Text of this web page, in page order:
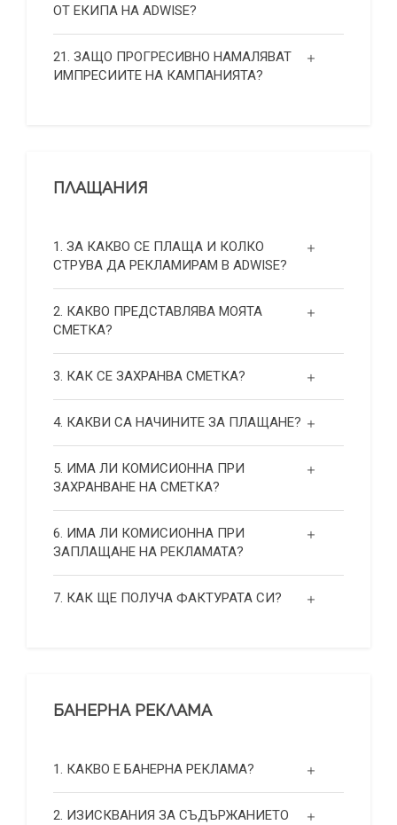
ОТ ЕКИПА НА ADWISE?
21. ЗАЩО ПРОГРЕСИВНО НАМАЛЯВАТ
ИМПРЕСИИТЕ НА КАМПАНИЯТА?
ПЛАЩАНИЯ
1. ЗА КАКВО СЕ ПЛАЩА И КОЛКО
СТРУВА ДА РЕКЛАМИРАМ В ADWISE?
2. КАКВО ПРЕДСТАВЛЯВА МОЯТА
СМЕТКА?
3. КАК СЕ ЗАХРАНВА СМЕТКА?
4. КАКВИ СА НАЧИНИТЕ ЗА ПЛАЩАНЕ?
5. ИМА ЛИ КОМИСИОННА ПРИ
ЗАХРАНВАНЕ НА СМЕТКА?
6. ИМА ЛИ КОМИСИОННА ПРИ
ЗАПЛАЩАНЕ НА РЕКЛАМАТА?
7. КАК ЩЕ ПОЛУЧА ФАКТУРАТА СИ?
БАНЕРНА РЕКЛАМА
1. КАКВО Е БАНЕРНА РЕКЛАМА?
2. ИЗИСКВАНИЯ ЗА СЪДЪРЖАНИЕТО